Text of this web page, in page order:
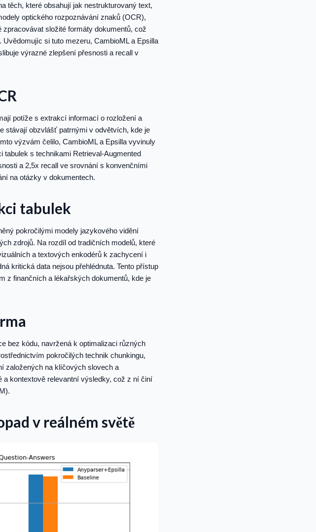
těch, které obsahují jak nestrukturovaný text,
optického rozpoznávání znaků (OCR),
složité formáty dokumentů, což
si tuto mezeru, CambioML a Epsilla
výrazné zlepšení přesnosti a recall v
potíže s extrakcí informací o rozložení a
stávají obzvlášť patrnými v odvětvích, kde je
výzvám čelilo, CambioML a Epsilla vyvinuly
tabulek s technikami Retrieval-Augmented
a 2,5x recall ve srovnání s konvenčními
na otázky v dokumentech.
tabulek
pokročilými modely jazykového vidění
zdrojů. Na rozdíl od tradičních modelů, které
a textových enkodérů k zachycení i
kritická data nejsou přehlédnuta. Tento přístup
z finančních a lékařských dokumentů, kde je
bez kódu, navržená k optimalizaci různých
pokročilých technik chunkingu,
založených na klíčových slovech a
kontextově relevantní výsledky, což z ní činí
v reálném světě